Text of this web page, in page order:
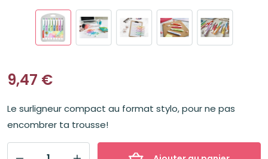
9,47 €
Le surligneur compact au format stylo, pour ne pas
encombrer ta trousse!